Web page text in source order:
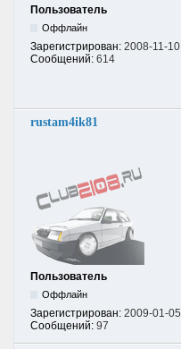
Пользователь
Оффлайн
Зарегистрирован: 2008-11-10
Сообщений: 614
rustam4ik81
Пользователь
Оффлайн
Зарегистрирован: 2009-01-05
Сообщений: 97